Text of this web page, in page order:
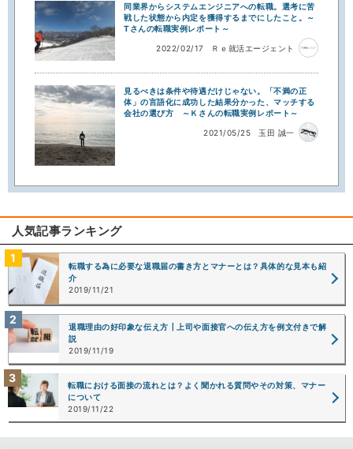
同業界からシステムエンジニアへの転職。選考に苦
戦した状態から内定を獲得するまでにしたこと。～
Tさんの転職実例レポート～
2022/02/17 Ｒｅ就活エージェント
見るべきは条件や待遇だけじゃない。「不満の正
体」の言語化に成功した結果分かった、マッチする
会社の選び方 ～Ｋさんの転職実例レポート～
2021/05/25 玉田 誠一
人気記事ランキング
転職する為に必要な退職届の書き方とマナーとは？具体的な見本も紹
介
2019/11/21
退職理由の好印象な伝え方┃上司や面接官への伝え方を例文付きで解
説
2019/11/19
転職における面接の流れとは？よく聞かれる質問やその対策、マナー
について
2019/11/22